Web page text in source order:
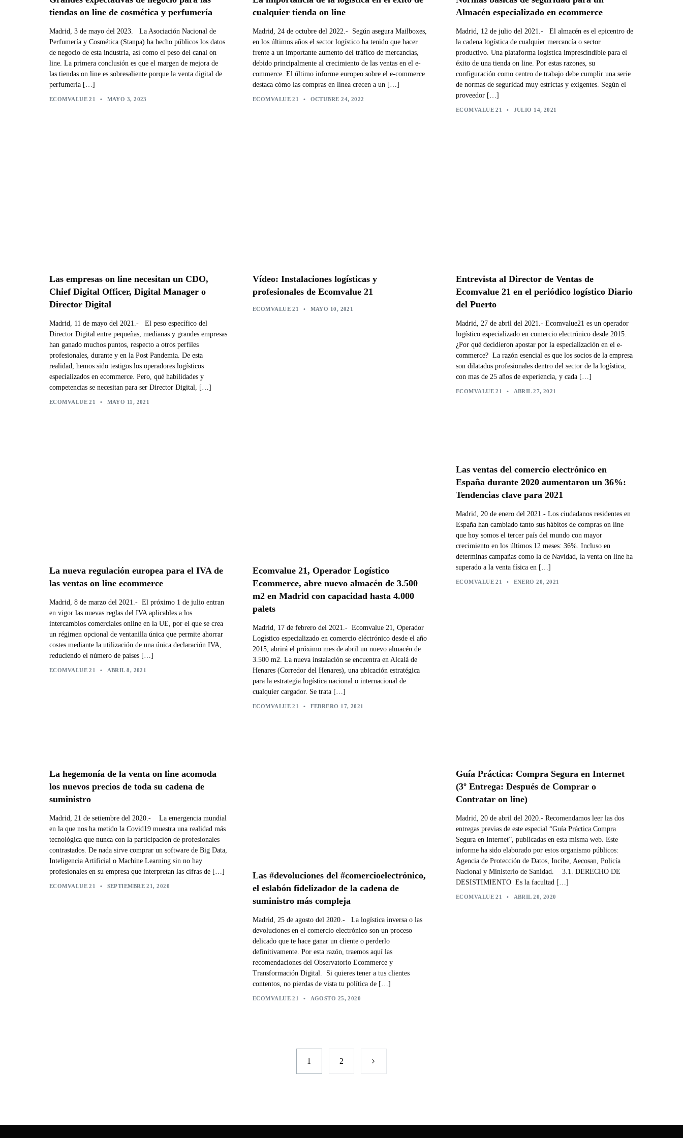
tiendas on line de cosmética y perfumería
Madrid, 3 de mayo del 2023. La Asociación Nacional de
Perfumería y Cosmética (Stanpa) ha hecho públicos los datos
de negocio de esta industria, así como el peso del canal on
line. La primera conclusión es que el margen de mejora de
las tiendas on line es sobresaliente porque la venta digital de
perfumería […]
ECOMVALUE 21 • MAYO 3, 2023
cualquier tienda on line
Madrid, 24 de octubre del 2022.- Según asegura Mailboxes,
en los últimos años el sector logístico ha tenido que hacer
frente a un importante aumento del tráfico de mercancías,
debido principalmente al crecimiento de las ventas en el e-
commerce. El último informe europeo sobre el e-commerce
destaca cómo las compras en línea crecen a un […]
ECOMVALUE 21 • OCTUBRE 24, 2022
Almacén especializado en ecommerce
Madrid, 12 de julio del 2021.- El almacén es el epicentro de
la cadena logística de cualquier mercancía o sector
productivo. Una plataforma logística imprescindible para el
éxito de una tienda on line. Por estas razones, su
configuración como centro de trabajo debe cumplir una serie
de normas de seguridad muy estrictas y exigentes. Según el
proveedor […]
ECOMVALUE 21 • JULIO 14, 2021
Las empresas on line necesitan un CDO,
Chief Digital Officer, Digital Manager o
Director Digital
Madrid, 11 de mayo del 2021.- El peso específico del
Director Digital entre pequeñas, medianas y grandes empresas
han ganado muchos puntos, respecto a otros perfiles
profesionales, durante y en la Post Pandemia. De esta
realidad, hemos sido testigos los operadores logísticos
especializados en ecommerce. Pero, qué habilidades y
competencias se necesitan para ser Director Digital, […]
ECOMVALUE 21 • MAYO 11, 2021
Vídeo: Instalaciones logísticas y
profesionales de Ecomvalue 21
ECOMVALUE 21 • MAYO 10, 2021
Entrevista al Director de Ventas de
Ecomvalue 21 en el periódico logístico Diario
del Puerto
Madrid, 27 de abril del 2021.- Ecomvalue21 es un operador
logístico especializado en comercio electrónico desde 2015.
¿Por qué decidieron apostar por la especialización en el e-
commerce? La razón esencial es que los socios de la empresa
son dilatados profesionales dentro del sector de la logística,
con mas de 25 años de experiencia, y cada […]
ECOMVALUE 21 • ABRIL 27, 2021
La nueva regulación europea para el IVA de
las ventas on line ecommerce
Madrid, 8 de marzo del 2021.- El próximo 1 de julio entran
en vigor las nuevas reglas del IVA aplicables a los
intercambios comerciales online en la UE, por el que se crea
un régimen opcional de ventanilla única que permite ahorrar
costes mediante la utilización de una única declaración IVA,
reduciendo el número de países […]
ECOMVALUE 21 • ABRIL 8, 2021
Ecomvalue 21, Operador Logístico
Ecommerce, abre nuevo almacén de 3.500
m2 en Madrid con capacidad hasta 4.000
palets
Madrid, 17 de febrero del 2021.- Ecomvalue 21, Operador
Logístico especializado en comercio eléctrónico desde el año
2015, abrirá el próximo mes de abril un nuevo almacén de
3.500 m2. La nueva instalación se encuentra en Alcalá de
Henares (Corredor del Henares), una ubicación estratégica
para la estrategia logística nacional o internacional de
cualquier cargador. Se trata […]
ECOMVALUE 21 • FEBRERO 17, 2021
Las ventas del comercio electrónico en
España durante 2020 aumentaron un 36%:
Tendencias clave para 2021
Madrid, 20 de enero del 2021.- Los ciudadanos residentes en
España han cambiado tanto sus hábitos de compras on line
que hoy somos el tercer país del mundo con mayor
crecimiento en los últimos 12 meses: 36%. Incluso en
determinas campañas como la de Navidad, la venta on line ha
superado a la venta física en […]
ECOMVALUE 21 • ENERO 20, 2021
La hegemonía de la venta on line acomoda
los nuevos precios de toda su cadena de
suministro
Madrid, 21 de setiembre del 2020.- La emergencia mundial
en la que nos ha metido la Covid19 muestra una realidad más
tecnológica que nunca con la participación de profesionales
contrastados. De nada sirve comprar un software de Big Data,
Inteligencia Artificial o Machine Learning sin no hay
profesionales en su empresa que interpretan las cifras de […]
ECOMVALUE 21 • SEPTIEMBRE 21, 2020
Las #devoluciones del #comercioelectrónico,
el eslabón fidelizador de la cadena de
suministro más compleja
Madrid, 25 de agosto del 2020.- La logística inversa o las
devoluciones en el comercio electrónico son un proceso
delicado que te hace ganar un cliente o perderlo
definitivamente. Por esta razón, traemos aquí las
recomendaciones del Observatorio Ecommerce y
Transformación Digital. Si quieres tener a tus clientes
contentos, no pierdas de vista tu política de […]
ECOMVALUE 21 • AGOSTO 25, 2020
Guía Práctica: Compra Segura en Internet
(3º Entrega: Después de Comprar o
Contratar on line)
Madrid, 20 de abril del 2020.- Recomendamos leer las dos
entregas previas de este especial “Guía Práctica Compra
Segura en Internet”, publicadas en esta misma web. Este
informe ha sido elaborado por estos organismo públicos:
Agencia de Protección de Datos, Incibe, Aecosan, Policía
Nacional y Ministerio de Sanidad. 3.1. DERECHO DE
DESISTIMIENTO Es la facultad […]
ECOMVALUE 21 • ABRIL 20, 2020
1 2